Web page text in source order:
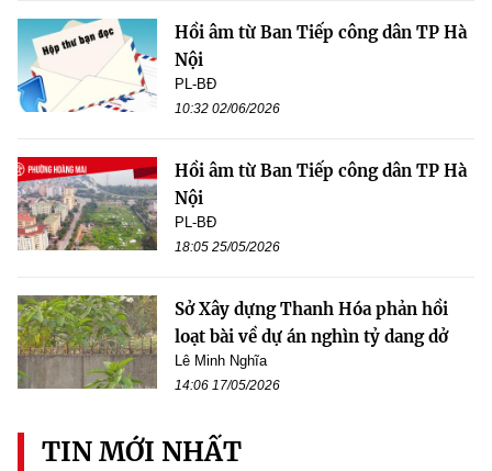
Hồi âm từ Ban Tiếp công dân TP Hà
Nội
PL-BĐ
10:32 02/06/2026
Hồi âm từ Ban Tiếp công dân TP Hà
Nội
PL-BĐ
18:05 25/05/2026
Sở Xây dựng Thanh Hóa phản hồi
loạt bài về dự án nghìn tỷ dang dở
Lê Minh Nghĩa
14:06 17/05/2026
TIN MỚI NHẤT